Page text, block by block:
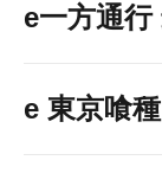
e一方通行
e 東京喰